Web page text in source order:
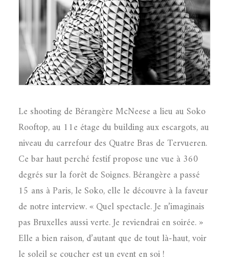
Le shooting de Bérangère McNeese a lieu au Soko
Rooftop, au 11e étage du building aux escargots, au
niveau du carrefour des Quatre Bras de Tervueren.
Ce bar haut perché festif propose une vue à 360
degrés sur la forêt de Soignes. Bérangère a passé
15 ans à Paris, le Soko, elle le découvre à la faveur
de notre interview. « Quel spectacle. Je n’imaginais
pas Bruxelles aussi verte. Je reviendrai en soirée. »
Elle a bien raison, d’autant que de tout là-haut, voir
le soleil se coucher est un event en soi !